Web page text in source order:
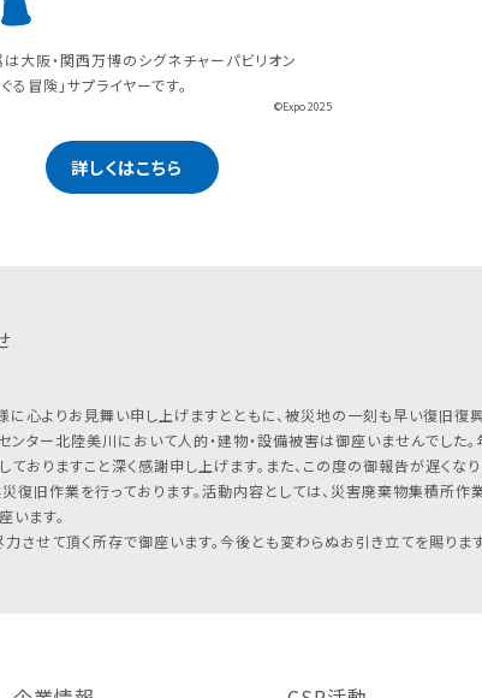
は大阪・関西万博のシグネチャーパビリオン
る冒険」サプライヤーです。
©Expo 2025
詳しくはこちら
心よりお見舞い申し上げますとともに、被災地の一刻も早い復旧復
ンター北陸美川において人的・建物・設備被害は御座いませんでした
りますこと深く感謝申し上げます。また、この度の御報告が遅くなり
旧作業を行っております。活動内容としては、災害廃棄物集積所作
います。
せて頂く所存で御座います。今後とも変わらぬお引き立てを賜りま